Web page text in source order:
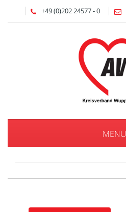
+49 (0)202 24577 - 0
MENU